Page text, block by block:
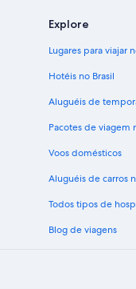
Explore
Lugares para viajar
Hotéis no Brasil
Aluguéis de
Pacotes de viagem
Voos domésticos
Aluguéis de carros
Todos tipos de
Blog de viagens